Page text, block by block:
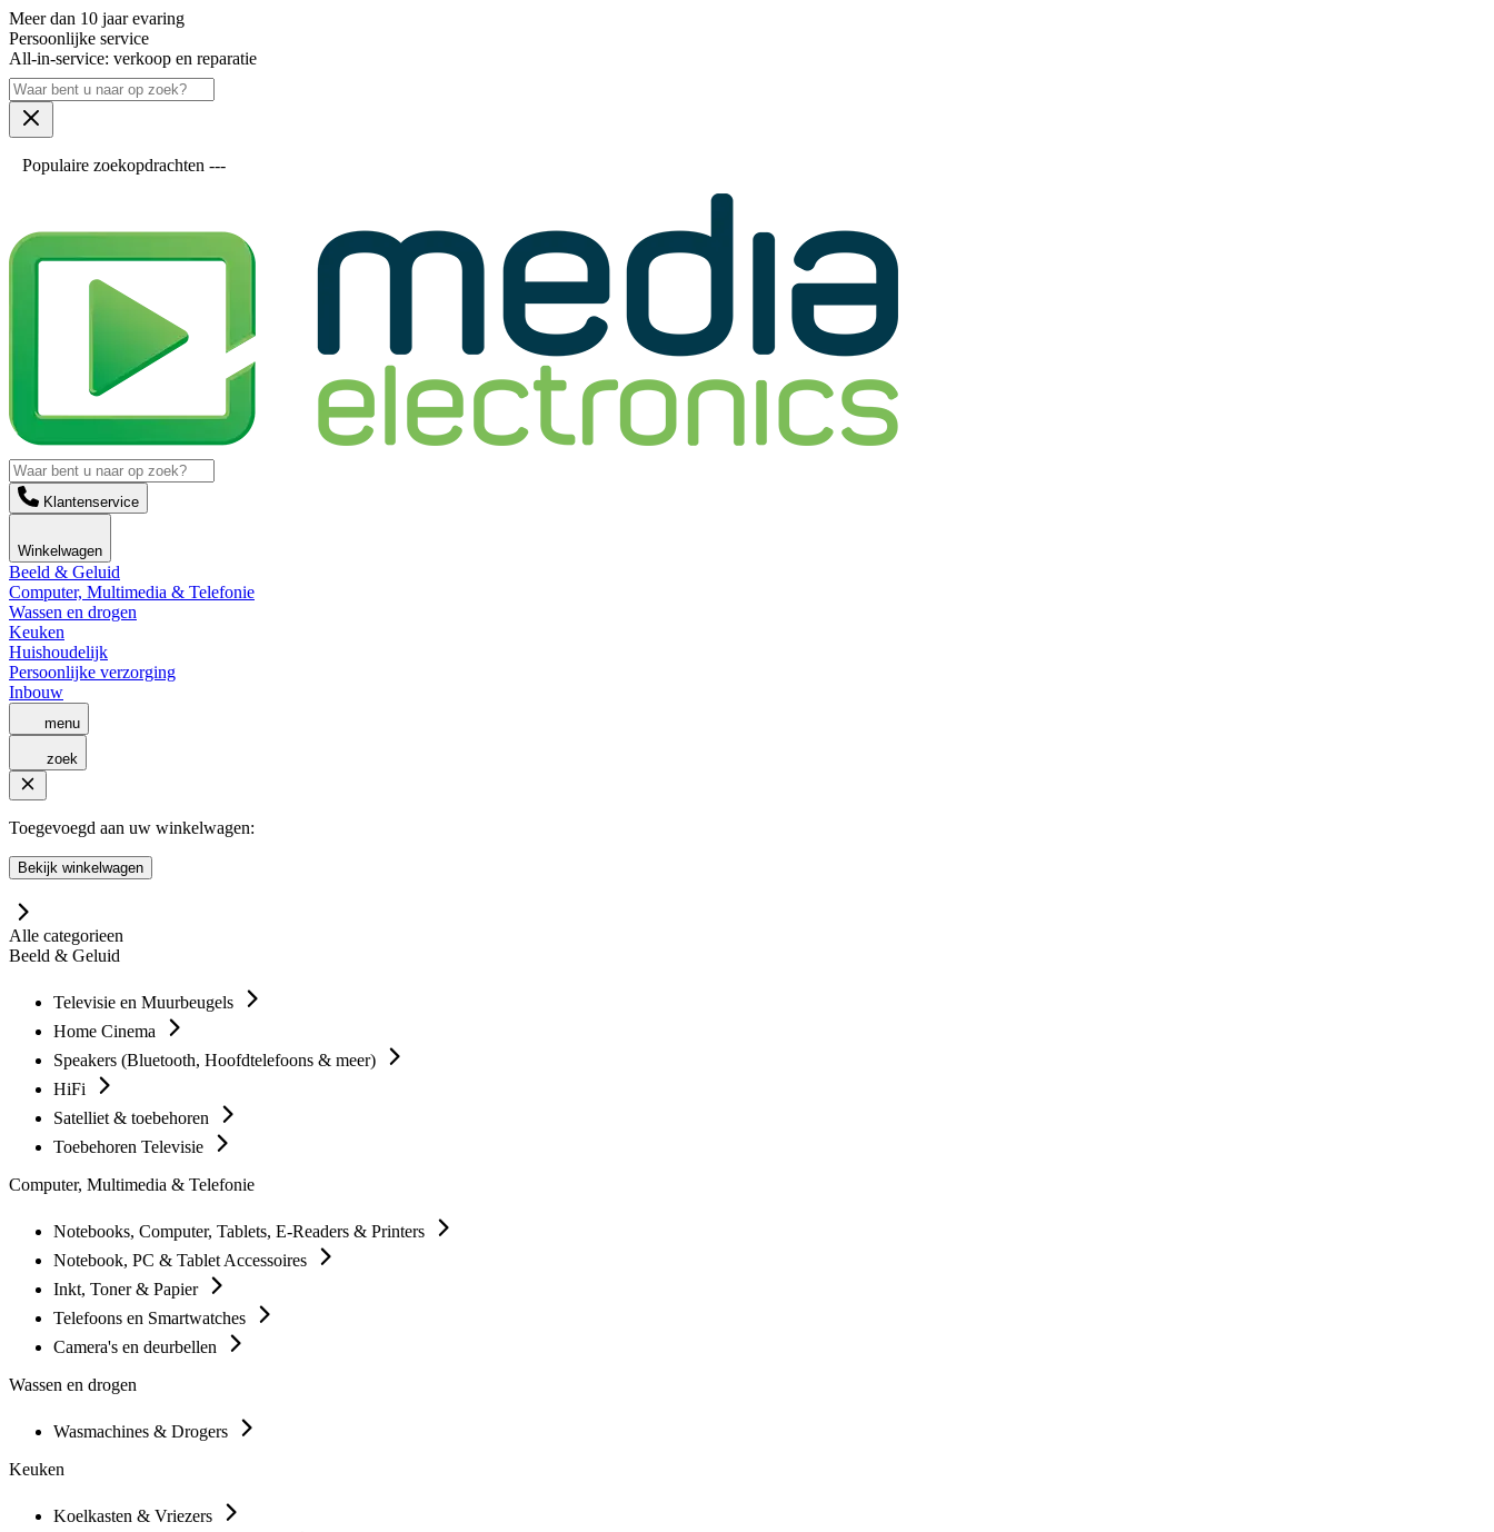
Meer dan 10 jaar evaring
Persoonlijke service
All-in-service: verkoop en reparatie
Populaire zoekopdrachten ---
Klantenservice
Winkelwagen
Beeld & Geluid
Computer, Multimedia & Telefonie
Wassen en drogen
Keuken
Huishoudelijk
Persoonlijke verzorging
Inbouw
menu
zoek
Toegevoegd aan uw winkelwagen:
Bekijk winkelwagen
Alle categorieen
Beeld & Geluid
Televisie en Muurbeugels
Home Cinema
Speakers (Bluetooth, Hoofdtelefoons & meer)
HiFi
Satelliet & toebehoren
Toebehoren Televisie
Computer, Multimedia & Telefonie
Notebooks, Computer, Tablets, E-Readers & Printers
Notebook, PC & Tablet Accessoires
Inkt, Toner & Papier
Telefoons en Smartwatches
Camera's en deurbellen
Wassen en drogen
Wasmachines & Drogers
Keuken
Koelkasten & Vriezers